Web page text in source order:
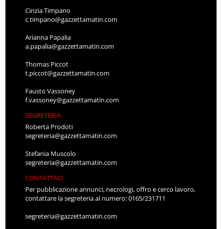
Cinzia Timpano
c.timpano@gazzettamatin.com
Arianna Papalia
a.papalia@gazzettamatin.com
Thomas Piccot
t.piccot@gazzettamatin.com
Fausto Vassoney
f.vassoney@gazzettamatin.com
SEGRETERIA
Roberta Prodoti
segreteria@gazzettamatin.com
Stefania Muscolo
segreteria@gazzettamatin.com
CONTATTACI
Per pubblicazione annunci, necrologi, offro e cerco lavoro,
contattare la segreteria al numero: 0165/231711
segreteria@gazzettamatin.com